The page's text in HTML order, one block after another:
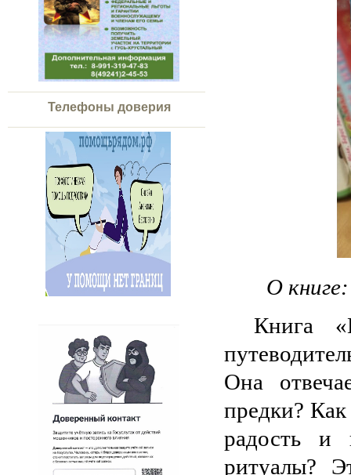
Телефоны доверия
О книге:
Книга
Она
предки?
радость и
ритуалы?